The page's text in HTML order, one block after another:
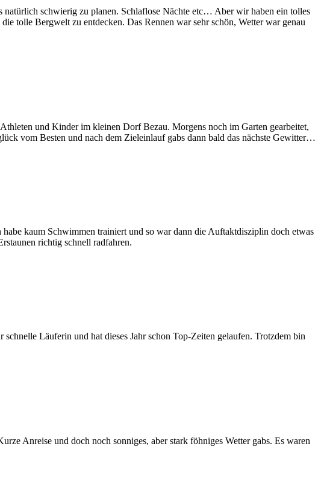
schwierig zu planen. Schlaflose Nächte etc… Aber wir haben ein tolles
tolle Bergwelt zu entdecken. Das Rennen war sehr schön, Wetter war genau
und Kinder im kleinen Dorf Bezau. Morgens noch im Garten gearbeitet,
vom Besten und nach dem Zieleinlauf gabs dann bald das nächste Gewitter…
kaum Schwimmen trainiert und so war dann die Auftaktdisziplin doch etwas
richtig schnell radfahren.
Läuferin und hat dieses Jahr schon Top-Zeiten gelaufen. Trotzdem bin
Anreise und doch noch sonniges, aber stark föhniges Wetter gabs. Es waren